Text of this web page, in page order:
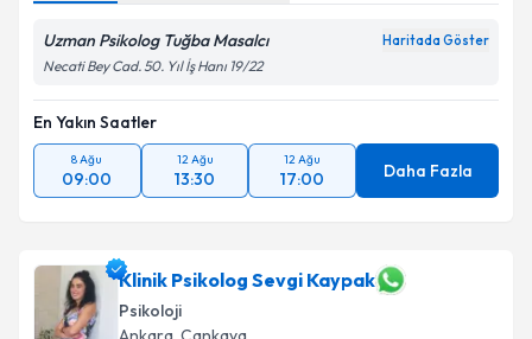
Uzman Psikolog Tuğba Masalcı Haritada Göster
Necati Bey Cad. 50. Yıl İş Hanı 19/22
En Yakın Saatler
8 Ağu
09:00
12 Ağu
13:30
12 Ağu
17:00 Daha Fazla
Klinik Psikolog Sevgi Kaypak
Psikoloji